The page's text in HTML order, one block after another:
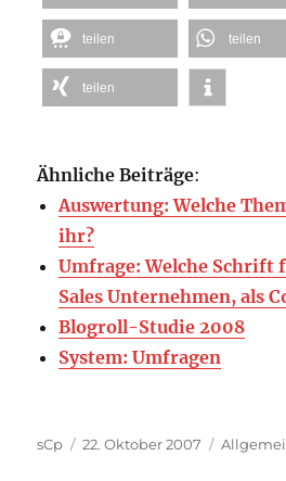
teilen teilen
teilen
Ähnliche Beiträge:
Auswertung: Welche
ihr?
Umfrage: Welche Schrift
Sales Unternehmen, als
Blogroll-Studie 2008
System: Umfragen
Autor
sCp
Veröffentlicht
22. Oktober 2007